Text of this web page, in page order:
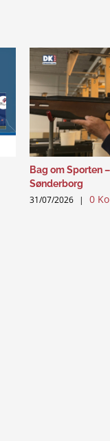
Bag om Sporten
Sønderborg
31/07/2026 | 0